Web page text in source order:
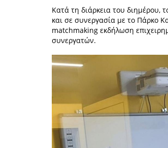
Κατά τη διάρκεια του διημέρου,
και σε συνεργασία με το Πάρκο
matchmaking εκδήλωση
συνεργατών.